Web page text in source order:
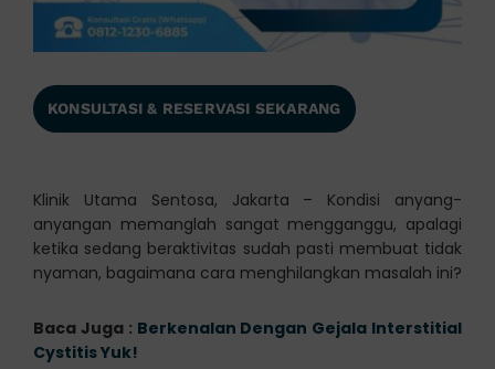
KONSULTASI & RESERVASI SEKARANG
Klinik Utama Sentosa, Jakarta – Kondisi anyang-
anyangan memanglah sangat mengganggu, apalagi
ketika sedang beraktivitas sudah pasti membuat tidak
nyaman, bagaimana cara menghilangkan masalah ini?
Baca Juga : Berkenalan Dengan Gejala Interstitial
Cystitis Yuk!